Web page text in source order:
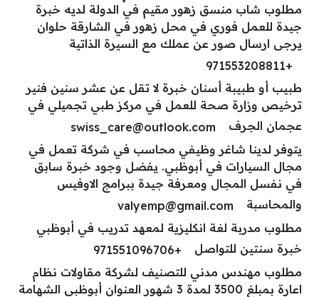
مطلوب شاب منسق زهور مقيم في الدولة لديه خبرة
جيدة للعمل فوري في محل زهور في الشارقة حلوان
يرجى ارسال صور عن عملك مع السيرة الذاتية
+971553208811
طبيب أو طبيبة أسنان خبرة لا تقل عن عشر سنين فنير
ترخيص وزارة صحة للعمل في مركز طبي تجميلي في
عجمان الجرف
swiss_care@outlook.com
يتوفر لدينا شاغر وظيفي محاسب في شركة تعمل في
مجال السيارات في أبوظبي. يفضل وجود خبرة سابق
في نفسل المجال ومعرفة جيدة ببرامج الاوفيس
والمحاسبة
valyemp@gmail.com
مطلوب مدربة لغة انكليزية لمعهد تدريب في أبوظبي
خبرة سنتين للتواصل
+971551096706
مطلوب مهندس مدني للتصنيف لشركة مقاولات نظام
اعارة بمبلغ 3500 لمدة 3 شهور العنوان أبوظبي الشهامة